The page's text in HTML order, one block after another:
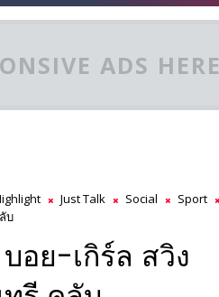
ADS HERE
Just Talk Social Sport
บ
ย-เกิร์ล สวิง